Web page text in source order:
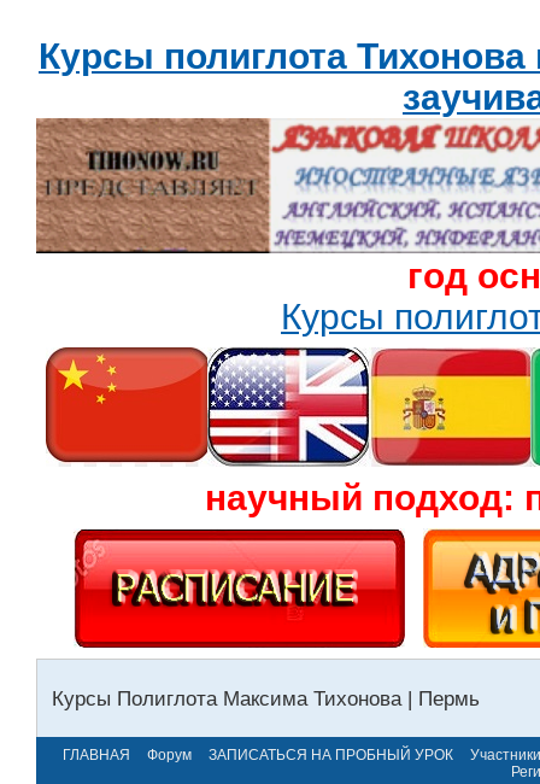
Курсы полиглота
год
Курсы
научный подход:
Курсы Полиглота Максима Тихонова | Пермь
ГЛАВНАЯ Форум ЗАПИСАТЬСЯ НА ПРОБНЫЙ УРОК
Участники